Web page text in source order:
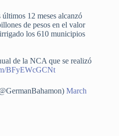
12 meses alcanzó
de pesos en el valor
los 610 municipios
de la NCA que se realizó
BFyEWcGCNt
March